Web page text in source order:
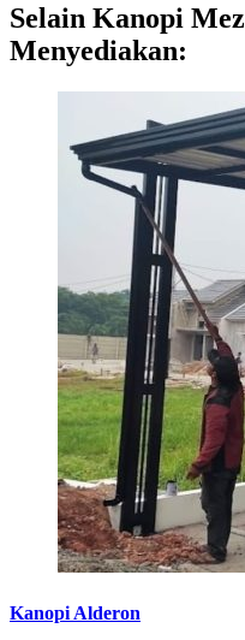
Selain Kanopi
Menyediakan:
Kanopi Alderon